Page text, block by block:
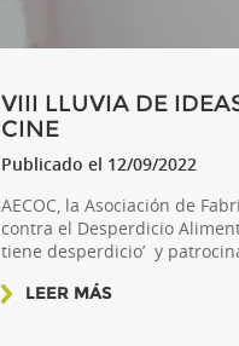
VIII LLUVIA DE
CINE
Publicado el 12/09/2022
AECOC, la Asociación de
contra el Desperdicio
tiene desperdicio’ y
LEER MÁS